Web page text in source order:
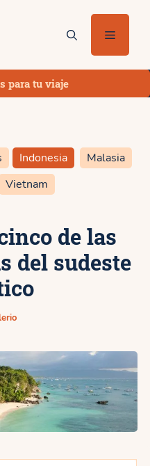
Menú
para tu viaje
Indonesia
Malasia
Vietnam
de las
del sudeste